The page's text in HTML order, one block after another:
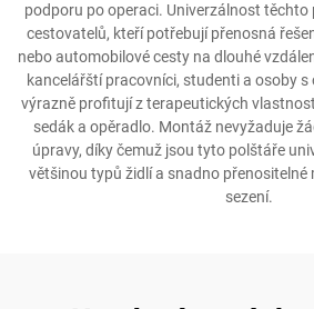
podporu po operaci. Univerzálnost těchto
cestovatelů, kteří potřebují přenosná
nebo automobilové cesty na dlouhé
kancelářští pracovníci, studenti a osoby
výrazně profitují z terapeutických
sedák a opěradlo. Montáž nevyžaduje
úpravy, díky čemuž jsou tyto polštáře
většinou typů židlí a snadno přenositelné
sezení.